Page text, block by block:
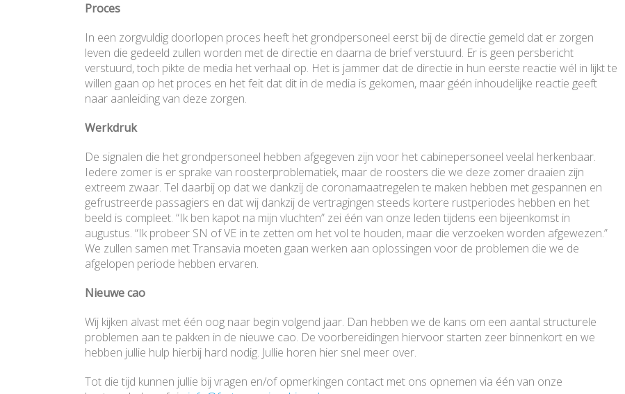
Proces
In een zorgvuldig doorlopen proces heeft het grondpersoneel eerst bij de directie gemeld dat er zorgen
leven die gedeeld zullen worden met de directie en daarna de brief verstuurd. Er is geen persbericht
verstuurd, toch pikte de media het verhaal op. Het is jammer dat de directie in hun eerste reactie wél in lijkt te
willen gaan op het proces en het feit dat dit in de media is gekomen, maar géén inhoudelijke reactie geeft
naar aanleiding van deze zorgen.
Werkdruk
De signalen die het grondpersoneel hebben afgegeven zijn voor het cabinepersoneel veelal herkenbaar.
Iedere zomer is er sprake van roosterproblematiek, maar de roosters die we deze zomer draaien zijn
extreem zwaar. Tel daarbij op dat we dankzij de coronamaatregelen te maken hebben met gespannen en
gefrustreerde passagiers en dat wij dankzij de vertragingen steeds kortere rustperiodes hebben en het
beeld is compleet. “Ik ben kapot na mijn vluchten” zei één van onze leden tijdens een bijeenkomst in
augustus. “Ik probeer SN of VE in te zetten om het vol te houden, maar die verzoeken worden afgewezen.”
We zullen samen met Transavia moeten gaan werken aan oplossingen voor de problemen die we de
afgelopen periode hebben ervaren.
Nieuwe cao
Wij kijken alvast met één oog naar begin volgend jaar. Dan hebben we de kans om een aantal structurele
problemen aan te pakken in de nieuwe cao. De voorbereidingen hiervoor starten zeer binnenkort en we
hebben jullie hulp hierbij hard nodig. Jullie horen hier snel meer over.
Tot die tijd kunnen jullie bij vragen en/of opmerkingen contact met ons opnemen via één van onze